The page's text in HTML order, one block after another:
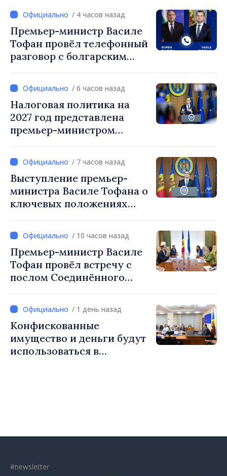
/ 4 часов назад
Премьер-министр Василе
Тофан провёл телефонный
разговор с болгарским
Радевым
/ 6 часов назад
Налоговая политика на
2027 год представлена
премьер-министром
снижение налоговой
нагрузки на труд,
стимулирование
инвестиций и более
справедливое
/ 7 часов назад
Выступление премьер-
министра Василе Тофана о
ключевых положениях
2027 год
/ 10 часов назад
Премьер-министр Василе
Тофан провёл встречу с
послом Соединённого
Великобритании и
Северной Ирландии Ферн
Хорин
/ 1 день назад
Конфискованные
имущество и деньги будут
использоваться в
#newsletter